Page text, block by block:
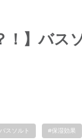
！】バス
スソルト #保湿効果